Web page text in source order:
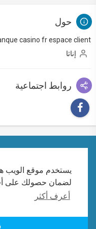
يستخدم موقع الويب
لضمان حصولك على
أعرف أكثر
حول
casino fr espace client
إناثا
روابط اجتماعية
تعليمات الاستخدام